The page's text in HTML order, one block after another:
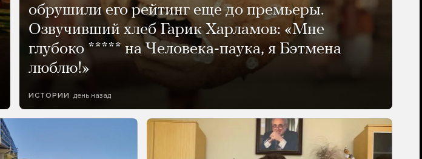
обрушили его рейтинг еще до премьеры.
Озвучивший хлеб Гарик Харламов: «Мне
глубоко ***** на Человека-паука, я Бэтмена
люблю!»
ИСТОРИИ день назад